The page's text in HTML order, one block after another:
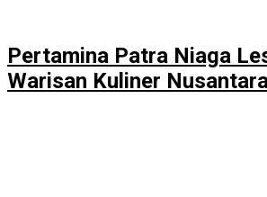
Pertamina Patra Niaga
Warisan Kuliner